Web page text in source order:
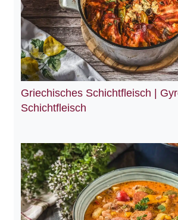
Griechisches Schichtfleisch |
Schichtfleisch